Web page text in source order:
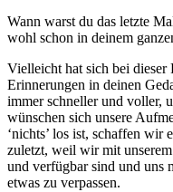
Wann warst du das letzte
wohl schon in deinem
Vielleicht hat sich bei dieser
Erinnerungen in deinen
immer schneller und voller,
wünschen sich unsere
‘nichts’ los ist, schaffen wir
zuletzt, weil wir mit unserem
und verfügbar sind und uns
etwas zu verpassen.